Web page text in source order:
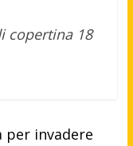
copertina 18
per invadere